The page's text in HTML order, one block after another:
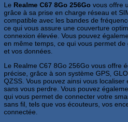
Le Realme C67 8Go 256Go vous offre
grâce à sa prise en charge réseau et
compatible avec les bandes de
ce qui vous assure une couverture
connexion élevée. Vous pouvez
en même temps, ce qui vous permet
et vos données.
Le Realme C67 8Go 256Go vous offre
précise, grâce à son système GPS,
QZSS. Vous pouvez ainsi vous
sans vous perdre. Vous pouvez
qui vous permet de connecter votre
sans fil, tels que vos écouteurs, vos
connectée.